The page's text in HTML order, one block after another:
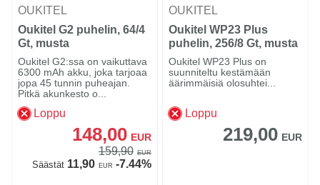
OUKITEL
Oukitel G2 puhelin, 64/4
Gt, musta
Oukitel G2:ssa on vaikuttava
6300 mAh akku, joka tarjoaa
jopa 45 tunnin puheajan.
Pitkä akunkesto o...
Loppu
148,00 EUR
159,90 EUR
Säästät11,90 EUR -7.44%
OUKITEL
Oukitel WP23 Plus
puhelin, 256/8 Gt, musta
Oukitel WP23 Plus on
suunniteltu kestämään
äärimmäisiä olosuhtei...
Loppu
219,00 EUR